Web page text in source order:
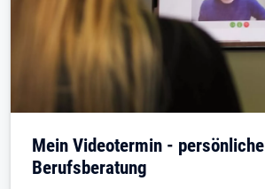
Mein Videotermin - persönliche
Berufsberatung